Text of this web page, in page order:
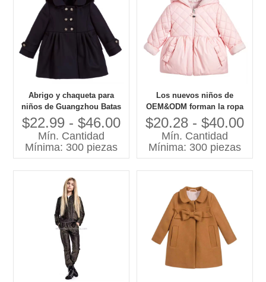
Abrigo y chaqueta para
niños de Guangzhou Batas
de laboratorio OEM OEM
para niños Abrigo de
invierno para niños con
patrón puro con capucha
$22.99 - $46.00
Mín. Cantidad
Mínima: 300 piezas
Los nuevos niños de
OEM&ODM forman la ropa
que los niños cubren el
abrigo de invierno rosado
de las muchachas de la
capa de los niños del
$20.28 - $40.00
Mín. Cantidad
Mínima: 300 piezas